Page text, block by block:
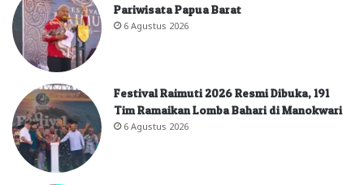
Pariwisata Papua Barat
6 Agustus 2026
Festival Raimuti 2026 Resmi Dibuka, 191
Tim Ramaikan Lomba Bahari di Manokwari
6 Agustus 2026